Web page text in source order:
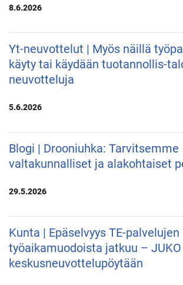
8.6.2026
Yt-neuvottelut | Myös näillä
käyty tai käydään tuotannollis-
neuvotteluja
5.6.2026
Blogi | Drooniuhka: Tarvitsemme
valtakunnalliset ja alakohtaiset
29.5.2026
Kunta | Epäselvyys TE-palvelujen
työaikamuodoista jatkuu –
keskusneuvottelupöytään